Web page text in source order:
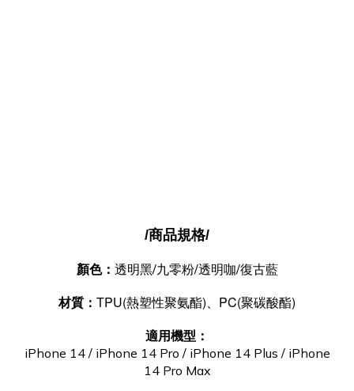
/商品規格/
顏色： 透明黑/九零粉/透明咖/復古藍
材質： TPU(熱塑性聚氨酯)、PC(聚碳酸酯)
適用機型：
iPhone 14 / iPhone 14 Pro / iPhone 14 Plus / iPhone
14 Pro Max